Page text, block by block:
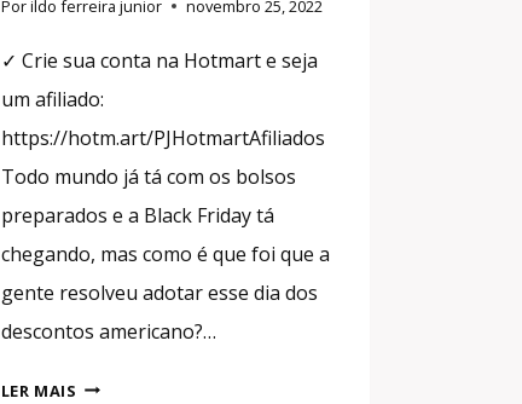
Porildo ferreira junior novembro 25, 2022
✓ Crie sua conta na Hotmart e seja
um afiliado:
https://hotm.art/PJHotmartAfiliados
Todo mundo já tá com os bolsos
preparados e a Black Friday tá
chegando, mas como é que foi que a
gente resolveu adotar esse dia dos
descontos americano?…
LER MAIS BLACK